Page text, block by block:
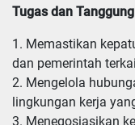
Tugas dan
1. Memastikan
dan pemerintah
2. Mengelola
lingkungan kerja
3. Menegosiasikan